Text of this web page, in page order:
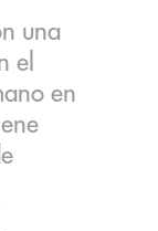
una
el
en